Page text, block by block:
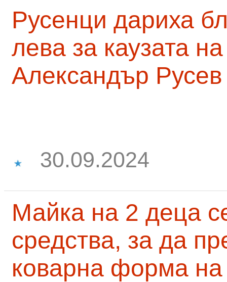
Русенци дариха
лева за каузата
Александър Русев
30.09.2024
Майка на 2 деца
средства, за да
коварна форма на